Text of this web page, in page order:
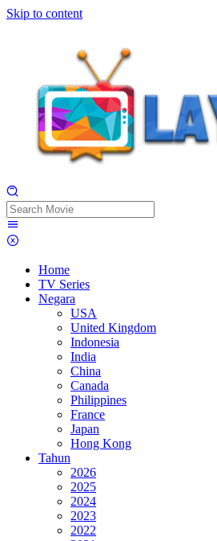
Skip to content
Home
TV Series
Negara
USA
United Kingdom
Indonesia
India
China
Canada
Philippines
France
Japan
Hong Kong
Tahun
2026
2025
2024
2023
2022